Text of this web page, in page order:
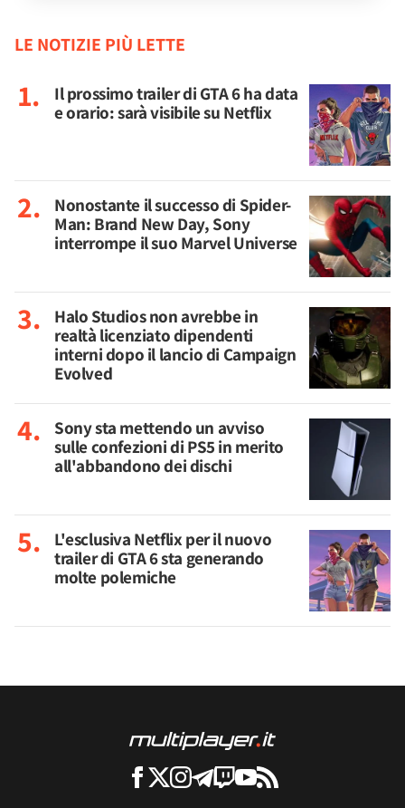
LE NOTIZIE PIÙ LETTE
Il prossimo trailer di GTA 6 ha data
e orario: sarà visibile su Netflix
Nonostante il successo di Spider-
Man: Brand New Day, Sony
interrompe il suo Marvel Universe
Halo Studios non avrebbe in
realtà licenziato dipendenti
interni dopo il lancio di Campaign
Evolved
Sony sta mettendo un avviso
sulle confezioni di PS5 in merito
all'abbandono dei dischi
L'esclusiva Netflix per il nuovo
trailer di GTA 6 sta generando
molte polemiche